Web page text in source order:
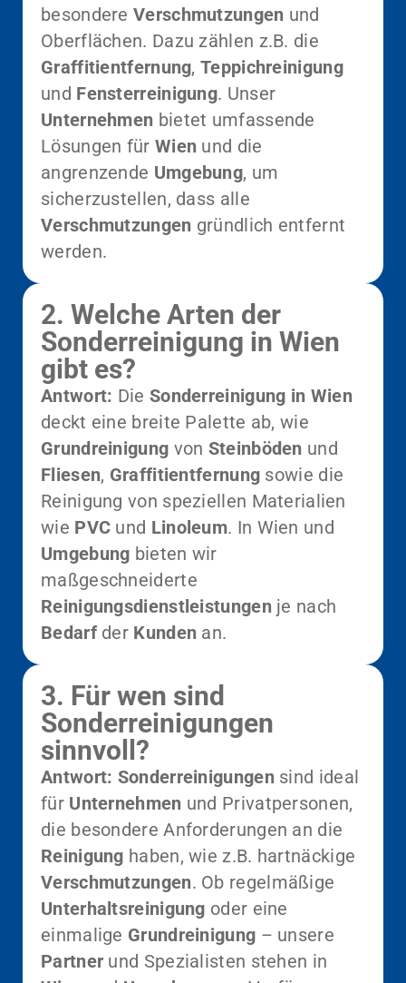
besondereVerschmutzungen und
Oberflächen. Dazu zählen z.B. die
Graffitientfernung,Teppichreinigung
und Fensterreinigung. Unser
Unternehmen bietet umfassende
Lösungen für Wien und die
angrenzende Umgebung, um
sicherzustellen, dass alle
Verschmutzungen gründlich entfernt
werden.
2. Welche Arten der
Sonderreinigung in Wien
gibt es?
Antwort: Die Sonderreinigung in Wien
deckt eine breite Palette ab, wie
Grundreinigung von Steinböden und
Fliesen, Graffitientfernung sowie die
Reinigung von speziellen Materialien
wie PVC und Linoleum. In Wien und
Umgebung bieten wir
maßgeschneiderte
Reinigungsdienstleistungen je nach
Bedarfder Kunden an.
3. Für wen sind
Sonderreinigungen
sinnvoll?
Antwort: Sonderreinigungen sind ideal
für Unternehmen und Privatpersonen,
die besondere Anforderungen an die
Reinigung haben, wie z.B. hartnäckige
Verschmutzungen. Ob regelmäßige
Unterhaltsreinigung oder eine
einmalige Grundreinigung – unsere
Partner und Spezialisten stehen in